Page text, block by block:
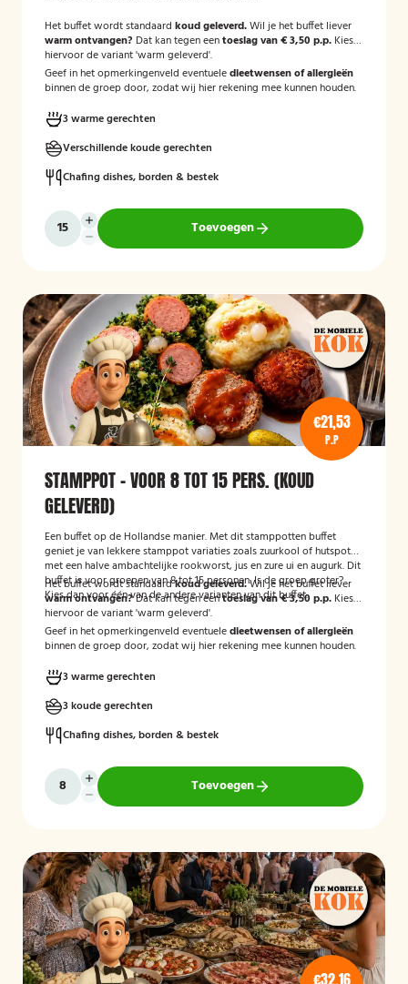
Het buffet wordt standaard koud geleverd.Wil je het buffet liever
warm ontvangen? Dat kan tegen eentoeslag van € 3,50 p.p. Kies
hiervoor de variant 'warm geleverd'.
Geef in het opmerkingenveld eventueledieetwensen of allergieën
binnen de groep door, zodat wij hier rekening mee kunnen houden.
3 warme gerechten
Verschillende koude gerechten
Chafing dishes, borden & bestek
Toevoegen
€21,53
P.P
STAMPPOT - VOOR 8 TOT 15 PERS. (KOUD
GELEVERD)
Een buffet op de Hollandse manier. Met dit stamppotten buffet
geniet je van lekkere stamppot variaties zoals zuurkool of hutspot
met een halve ambachtelijke rookworst, jus en zure ui en augurk. Dit
buffet is voor groepen van 8 tot 15 personen. Is de groep groter?
Kies dan voor één van de andere varianten van dit buffet.
Het buffet wordt standaardkoud geleverd.Wil je het buffet liever
warm ontvangen?Dat kan tegen eentoeslag van € 3,50 p.p. Kies
hiervoor de variant 'warm geleverd'.
Geef in het opmerkingenveld eventueledieetwensen of allergieën
binnen de groep door, zodat wij hier rekening mee kunnen houden.
3 warme gerechten
3 koude gerechten
Chafing dishes, borden & bestek
Toevoegen
€32,16